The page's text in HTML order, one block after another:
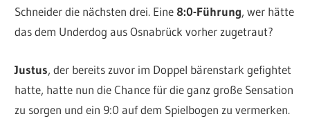
Schneider die nächsten drei. Eine 8:0-Führung, wer hätte
das dem Underdog aus Osnabrück vorher zugetraut?
Justus, der bereits zuvor im Doppel bärenstark gefightet
hatte, hatte nun die Chance für die ganz große Sensation
zu sorgen und ein 9:0 auf dem Spielbogen zu vermerken.